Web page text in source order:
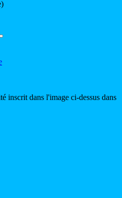
inscrit dans l'image ci-dessus dans